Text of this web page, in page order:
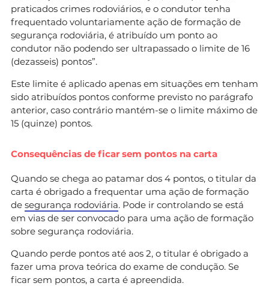
praticados crimes rodoviários, e o condutor tenha
frequentado voluntariamente ação de formação de
segurança rodoviária, é atribuído um ponto ao
condutor não podendo ser ultrapassado o limite de 16
(dezasseis) pontos”.
Este limite é aplicado apenas em situações em tenham
sido atribuídos pontos conforme previsto no parágrafo
anterior, caso contrário mantém-se o limite máximo de
15 (quinze) pontos.
Consequências de ficar sem pontos na carta
Quando se chega ao patamar dos 4 pontos, o titular da
carta é obrigado a frequentar uma ação de formação
de segurança rodoviária. Pode ir controlando se está
em vias de ser convocado para uma ação de formação
sobre segurança rodoviária.
Quando perde pontos até aos 2, o titular é obrigado a
fazer uma prova teórica do exame de condução. Se
ficar sem pontos, a carta é apreendida.